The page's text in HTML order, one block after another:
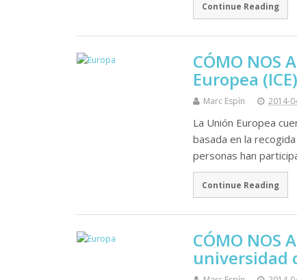
Continue Reading
CÓMO NOS
Europea
Marc Espín 2014-
La Unión Europea
basada en la
personas han
Continue Reading
CÓMO NOS
universidad